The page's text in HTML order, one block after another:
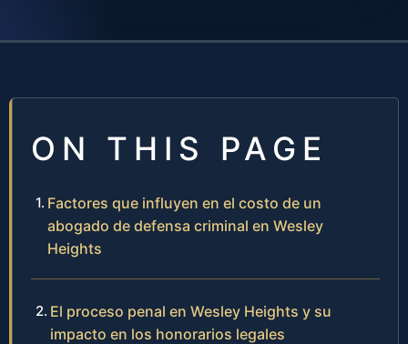
ON THIS PAGE
Factores que influyen en el costo de un
abogado de defensa criminal en Wesley
Heights
El proceso penal en Wesley Heights y su
impacto en los honorarios legales